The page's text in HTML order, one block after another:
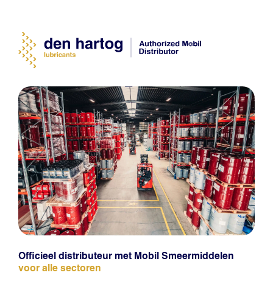
Officieel distributeur met Mobil Smeermiddelen
voor alle sectoren